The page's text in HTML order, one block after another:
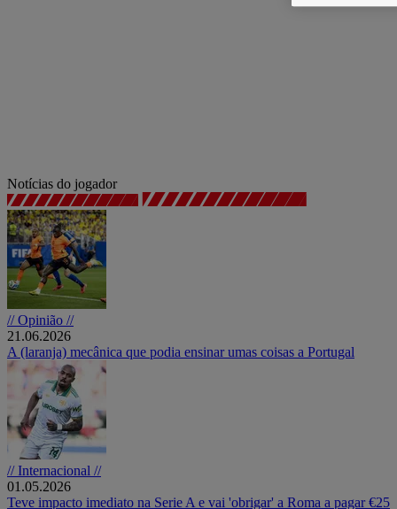
Notícias do jogador
// Opinião //
21.06.2026
A (laranja) mecânica que podia ensinar umas coisas a Portugal
// Internacional //
01.05.2026
Teve impacto imediato na Serie A e vai 'obrigar' a Roma a pagar €25